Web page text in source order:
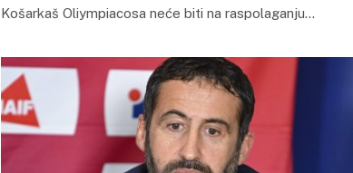
Košarkaš Oliympiacosa neće biti na raspolaganju…